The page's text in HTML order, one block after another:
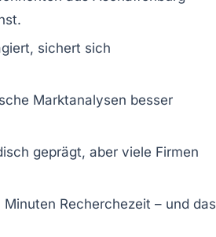
sichert sich
Marktanalysen besser
geprägt, aber viele Firmen
Recherchezeit – und das